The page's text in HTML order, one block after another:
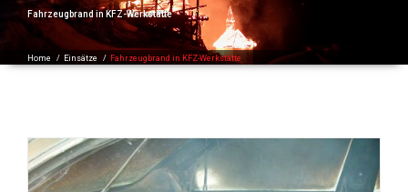
Fahrzeugbrand in KFZ-Werkstätte
Home / Einsätze / Fahrzeugbrand in KFZ-Werkstätte